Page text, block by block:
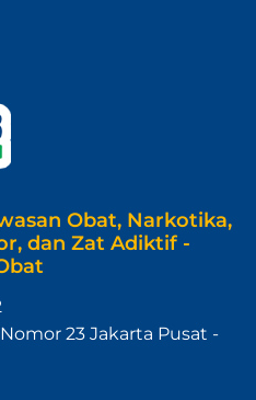
Obat, Narkotika,
dan Zat Adiktif -
23 Jakarta Pusat -